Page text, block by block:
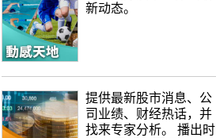
新动态。
提供最新股市消息、公
司业绩、财经热话，并
找来专家分析。 播出时